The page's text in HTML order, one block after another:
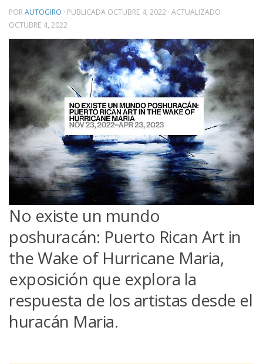
PORAUTOGIRO · PUBLICADA OCTUBRE 4, 2022 · ACTUALIZADO
OCTUBRE 4, 2022
No existe un mundo
poshuracán: Puerto Rican Art in
the Wake of Hurricane Maria,
exposición que explora la
respuesta de los artistas desde el
huracán Maria.